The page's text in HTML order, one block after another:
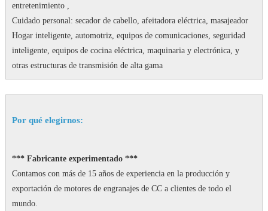
entretenimiento ,
Cuidado personal: secador de cabello, afeitadora eléctrica, masajeador
Hogar inteligente, automotriz, equipos de comunicaciones, seguridad
inteligente, equipos de cocina eléctrica, maquinaria y electrónica, y
otras estructuras de transmisión de alta gama
Por qué elegirnos:
*** Fabricante experimentado ***
Contamos con más de 15 años de experiencia en la producción y
exportación de motores de engranajes de CC a clientes de todo el
mundo.